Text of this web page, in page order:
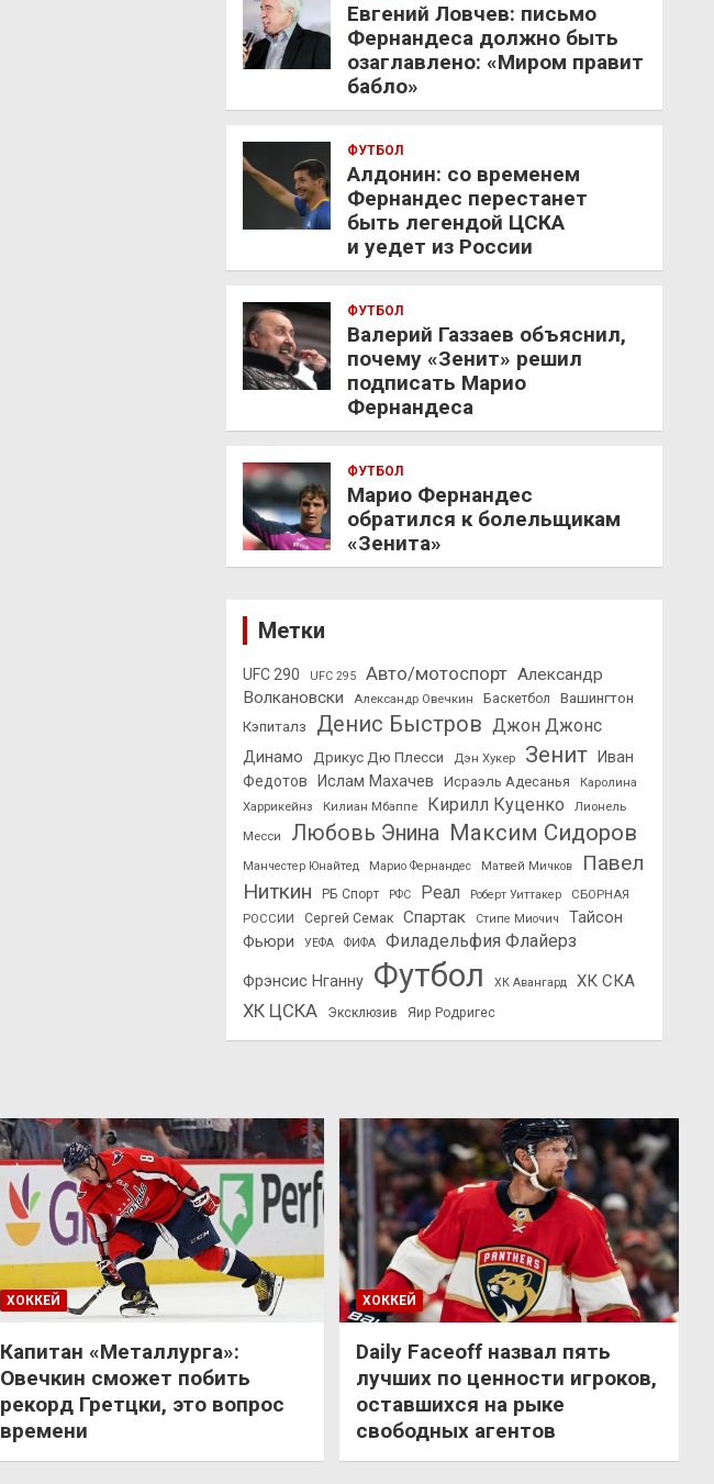
Евгений Ловчев: письмо
Фернандеса должно быть
озаглавлено: «Миром правит
бабло»
ФУТБОЛ
Алдонин: со временем
Фернандес перестанет
быть легендой ЦСКА
и уедет из России
ФУТБОЛ
Валерий Газзаев объяснил,
почему «Зенит» решил
подписать Марио
Фернандеса
ФУТБОЛ
Марио Фернандес
обратился к болельщикам
«Зенита»
Метки
UFC 290 UFC 295 Авто/мотоспорт Александр
Волкановски
Александр Овечкин Баскетбол
Вашингтон
Кэпиталз
Денис Быстров Джон Джонс
Динамо Дрикус Дю Плесси Дэн Хукер Зенит
Иван
Федотов
Ислам Махачев Исраэль Адесанья
Каролина
Харрикейнз
Килиан Мбаппе Кирилл Куценко
Лионель
Месси
Любовь Энина Максим Сидоров
Манчестер Юнайтед Марио Фернандес Матвей Мичков
Павел
Ниткин
РБ Спорт РФС Реал Роберт Уиттакер
СБОРНАЯ
РОССИИ
Сергей Семак Спартак Стипе Миочич
Тайсон
Фьюри
УЕФА ФИФА Филадельфия Флайерз
Фрэнсис Нганну Футбол ХК Авангард ХК СКА
ХК ЦСКА Эксклюзив Яир Родригес
ХОККЕЙ
Капитан «Металлурга»:
Овечкин сможет побить
рекорд Гретцки, это вопрос
времени
ХОККЕЙ
Daily Faceoff назвал пять
лучших по ценности игроков,
оставшихся на рыке
свободных агентов